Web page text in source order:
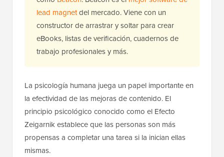
lead magnetdel mercado. Viene con un
constructor de arrastrar y soltar para crear
eBooks, listas de verificación, cuadernos de
trabajo profesionales y más.
La psicología humana juega un papel importante en
la efectividad de las mejoras de contenido. El
principio psicológico conocido como el Efecto
Zeigarnik establece que las personas son más
propensas a completar una tarea si la inician ellas
mismas.